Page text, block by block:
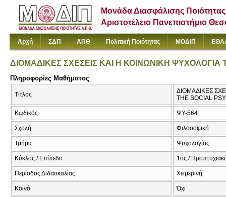
Μονάδα Διασφάλισης Ποιότητας
Αριστοτέλειο Πανεπιστήμιο
Αρχή ΣΔΠ ΑΠΘ Πολιτική Ποιότητας ΜΟΔΙΠ
ΔΙΟΜΑΔΙΚΕΣ ΣΧΕΣΕΙΣ ΚΑΙ Η ΚΟΙΝΩΝΙΚΗ ΨΥΧΟΛΟΓΙΑ
Πληροφορίες Μαθήματος
Τίτλος
ΔΙΟΜΑΔΙΚΕΣ
THE SOCIAL
Κωδικός ΨΥ-564
Σχολή Φιλοσοφική
Τμήμα Ψυχολογίας
Κύκλος / Επίπεδο 1ος /
Περίοδος Διδασκαλίας Χειμερινή
Κοινό Όχι